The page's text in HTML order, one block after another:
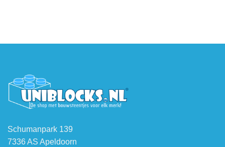
Schumanpark 139
7336 AS Apeldoorn